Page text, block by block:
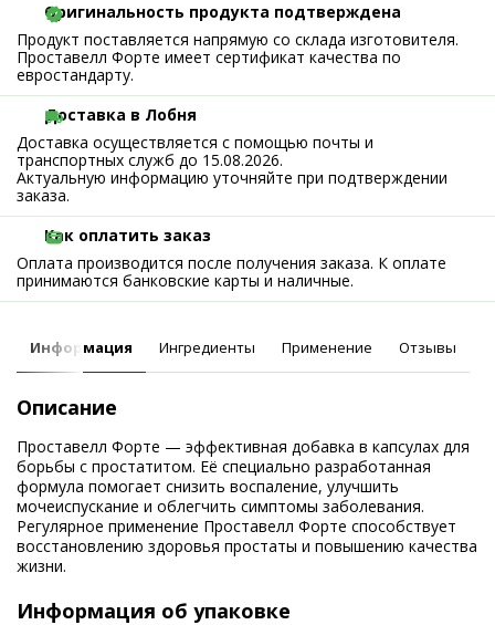
Оригинальность продукта подтверждена
Продукт поставляется напрямую со склада изготовителя.
Проставелл Форте имеет сертификат качества по
евростандарту.
Доставка в Лобня
Доставка осуществляется с помощью почты и
транспортных служб до 15.08.2026.
Актуальную информацию уточняйте при подтверждении
заказа.
Как оплатить заказ
Оплата производится после получения заказа. К оплате
принимаются банковские карты и наличные.
Информация Ингредиенты Применение Отзывы
Описание
Проставелл Форте — эффективная добавка в капсулах для
борьбы с простатитом. Её специально разработанная
формула помогает снизить воспаление, улучшить
мочеиспускание и облегчить симптомы заболевания.
Регулярное применение Проставелл Форте способствует
восстановлению здоровья простаты и повышению качества
жизни.
Информация об упаковке